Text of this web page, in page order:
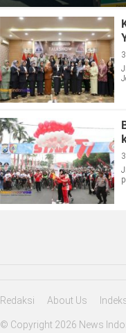
Redaksi About Us
© Copyright 2026 News